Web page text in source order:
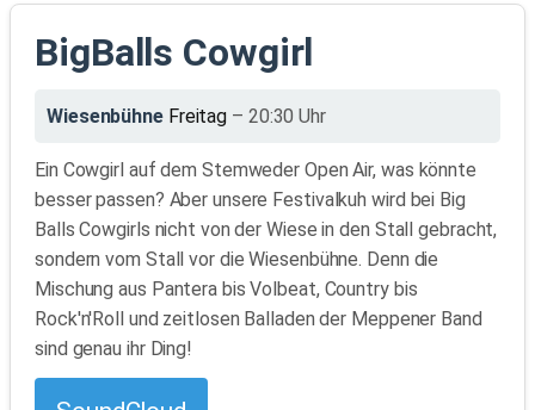
BigBalls Cowgirl
Wiesenbühne Freitag – 20:30 Uhr
Ein Cowgirl auf dem Stemweder Open Air, was könnte
besser passen? Aber unsere Festivalkuh wird bei Big
Balls Cowgirls nicht von der Wiese in den Stall gebracht,
sondern vom Stall vor die Wiesenbühne. Denn die
Mischung aus Pantera bis Volbeat, Country bis
Rock'n'Roll und zeitlosen Balladen der Meppener Band
sind genau ihr Ding!